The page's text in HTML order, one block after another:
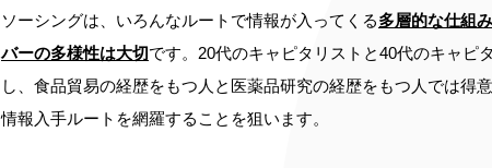
ソーシングは、いろんなルートで情報が入ってくる多層的な仕組
バーの多様性は大切です。20代のキャピタリストと40代のキャピ
し、食品貿易の経歴をもつ人と医薬品研究の経歴をもつ人では
情報入手ルートを網羅することを狙います。